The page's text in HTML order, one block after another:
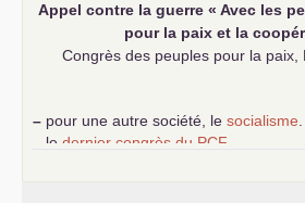
Appel contre la guerre « Avec les
pour la paix et la
Congrès des peuples pour la paix,
– pour une autre société, le socialisme
le dernier congrès du PCF